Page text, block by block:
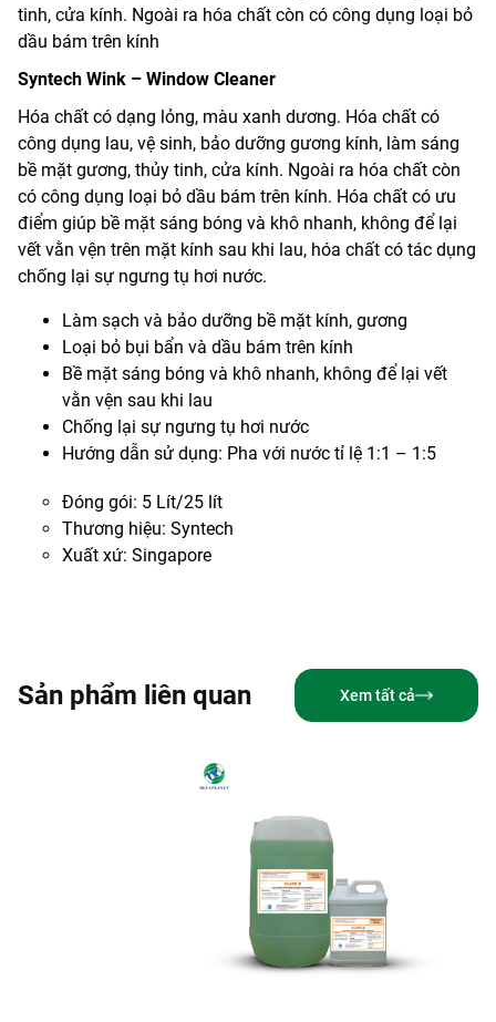
tinh, cửa kính. Ngoài ra hóa chất còn có công dụng loại bỏ
dầu bám trên kính
Syntech Wink – Window Cleaner
Hóa chất có dạng lỏng, màu xanh dương. Hóa chất có
công dụng lau, vệ sinh, bảo dưỡng gương kính, làm sáng
bề mặt gương, thủy tinh, cửa kính. Ngoài ra hóa chất còn
có công dụng loại bỏ dầu bám trên kính. Hóa chất có ưu
điểm giúp bề mặt sáng bóng và khô nhanh, không để lại
vết vằn vện trên mặt kính sau khi lau, hóa chất có tác dụng
chống lại sự ngưng tụ hơi nước.
Làm sạch và bảo dưỡng bề mặt kính, gương
Loại bỏ bụi bẩn và dầu bám trên kính
Bề mặt sáng bóng và khô nhanh, không để lại vết
vằn vện sau khi lau
Chống lại sự ngưng tụ hơi nước
Hướng dẫn sử dụng: Pha với nước tỉ lệ 1:1 – 1:5
Đóng gói: 5 Lít/25 lít
Thương hiệu: Syntech
Xuất xứ: Singapore
Sản phẩm liên quan Xem tất cả